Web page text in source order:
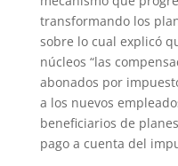
transformando los
sobre lo cual explicó
núcleos “las
abonados por
a los nuevos
beneficiarios de
pago a cuenta del